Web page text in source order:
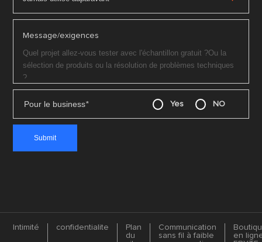
Message/exigences
Pour le business* Yes NO
Intimité confidentialite
Plan
du
Communication
sans fil à faible
en